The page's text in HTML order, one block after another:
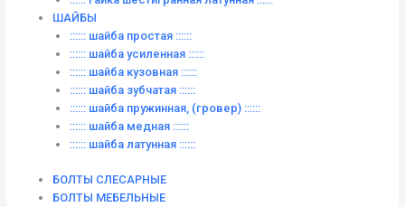
ШАЙБЫ
:::::: шайба простая ::::::
:::::: шайба усиленная ::::::
:::::: шайба кузовная ::::::
:::::: шайба зубчатая ::::::
:::::: шайба пружинная, (гровер) ::::::
:::::: шайба медная ::::::
:::::: шайба латунная ::::::
БОЛТЫ СЛЕСАРНЫЕ
БОЛТЫ МЕБЕЛЬНЫЕ